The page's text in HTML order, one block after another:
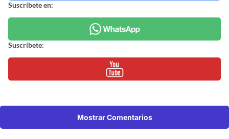
Suscríbete en:
Suscríbete:
Mostrar Comentarios